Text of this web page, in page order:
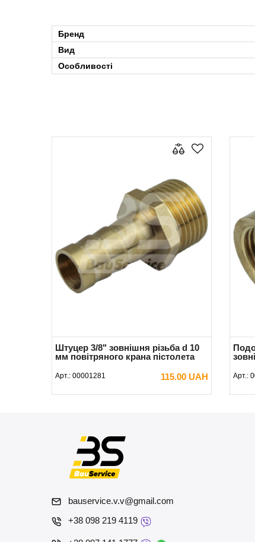
Бренд
Вид
Особливості
Штуцер 3/8" зовнішня різьба d 10
мм повітряного крана пістолета
Арт.: 00001281 115.00 UAH
В КОШИК
Арт.:
bauservice.v.v@gmail.com
+38 098 219 4119